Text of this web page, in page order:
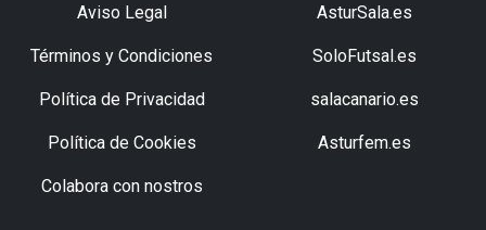
Aviso Legal
Términos y Condiciones
Política de Privacidad
Política de Cookies
Colabora con nostros
AsturSala.es
SoloFutsal.es
salacanario.es
Asturfem.es